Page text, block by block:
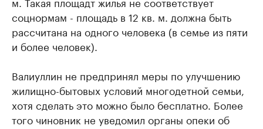
соцнормам - площадь в 12 кв. м. должна быть
рассчитана на одного человека (в семье из пяти
и более человек).
Валиуллин не предпринял меры по улучшению
жилищно-бытовых условий многодетной семьи,
хотя сделать это можно было бесплатно. Более
того чиновник не уведомил органы опеки об